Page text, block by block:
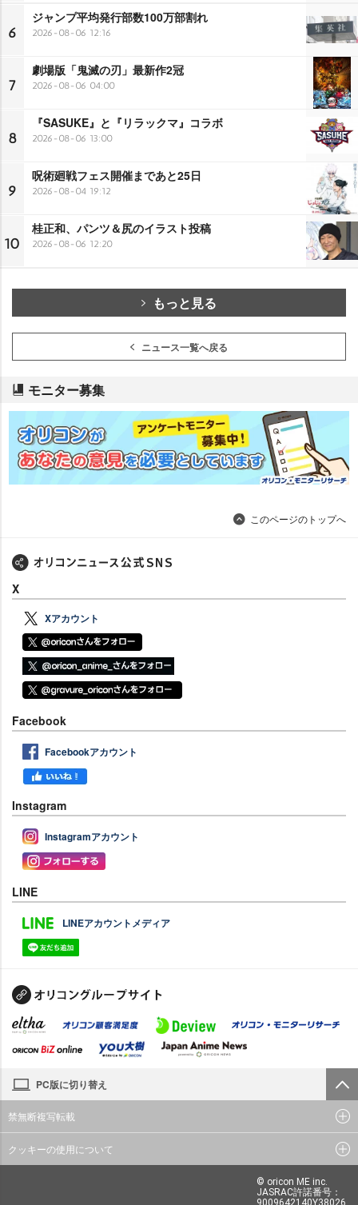
6
ジャンプ平均発行部数100万部割れ
2026-08-06 12:16
7
劇場版「鬼滅の刃」最新作2冠
2026-08-06 04:00
8
『SASUKE』と『リラックマ』コラボ
2026-08-06 13:00
9
呪術廻戦フェス開催まであと25日
2026-08-04 19:12
10
桂正和、パンツ＆尻のイラスト投稿
2026-08-06 12:20
もっと見る
ニュース一覧へ戻る
モニター募集
このページのトップへ
X
Xアカウント
Facebook
Facebookアカウント
Instagram
Instagramアカウント
LINE
LINEアカウントメディア
PC版に切り替え
禁無断複写転載
クッキーの使用について
© oricon ME inc.
JASRAC許諾番号：
9009642140Y38026